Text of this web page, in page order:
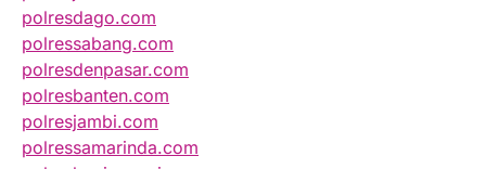
polresdago.com
polressabang.com
polresdenpasar.com
polresbanten.com
polresjambi.com
polressamarinda.com